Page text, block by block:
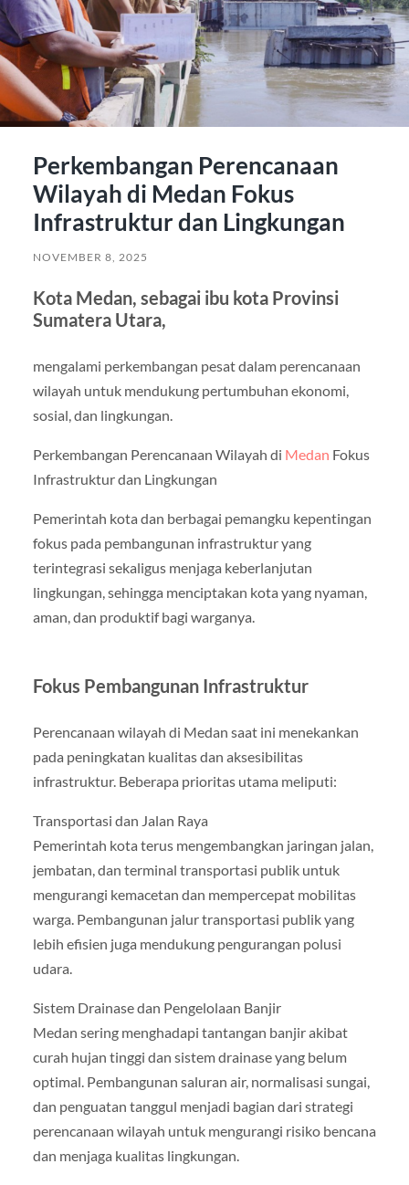
Perkembangan Perencanaan
Wilayah di Medan Fokus
Infrastruktur dan Lingkungan
NOVEMBER 8, 2025
Kota Medan, sebagai ibu kota Provinsi
Sumatera Utara,
mengalami perkembangan pesat dalam perencanaan
wilayah untuk mendukung pertumbuhan ekonomi,
sosial, dan lingkungan.
Perkembangan Perencanaan Wilayah di Medan Fokus
Infrastruktur dan Lingkungan
Pemerintah kota dan berbagai pemangku kepentingan
fokus pada pembangunan infrastruktur yang
terintegrasi sekaligus menjaga keberlanjutan
lingkungan, sehingga menciptakan kota yang nyaman,
aman, dan produktif bagi warganya.
Fokus Pembangunan Infrastruktur
Perencanaan wilayah di Medan saat ini menekankan
pada peningkatan kualitas dan aksesibilitas
infrastruktur. Beberapa prioritas utama meliputi:
Transportasi dan Jalan Raya
Pemerintah kota terus mengembangkan jaringan jalan,
jembatan, dan terminal transportasi publik untuk
mengurangi kemacetan dan mempercepat mobilitas
warga. Pembangunan jalur transportasi publik yang
lebih efisien juga mendukung pengurangan polusi
udara.
Sistem Drainase dan Pengelolaan Banjir
Medan sering menghadapi tantangan banjir akibat
curah hujan tinggi dan sistem drainase yang belum
optimal. Pembangunan saluran air, normalisasi sungai,
dan penguatan tanggul menjadi bagian dari strategi
perencanaan wilayah untuk mengurangi risiko bencana
dan menjaga kualitas lingkungan.